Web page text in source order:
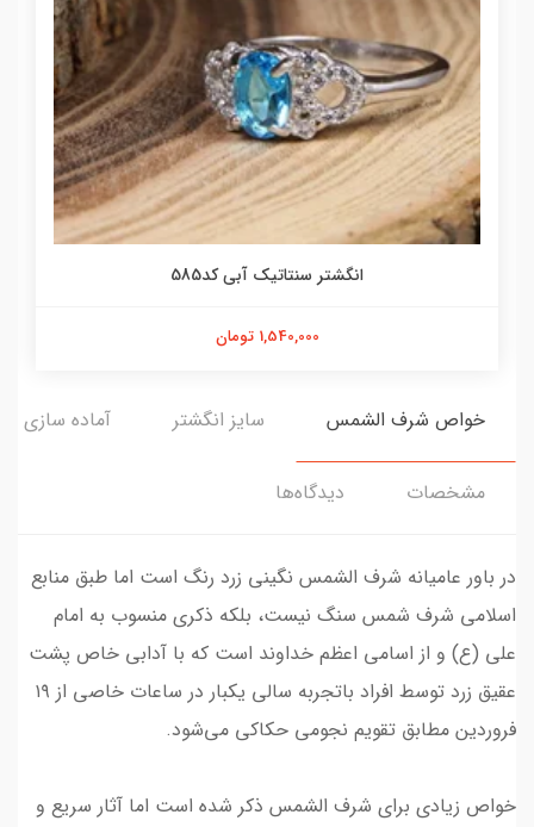
انگشتر سنتاتیک آبی کد585
1,540,000 تومان
خواص شرف الشمس سایز انگشتر آماده سازی و
مشخصات دیدگاه‌ها
در باور عامیانه شرف الشمس نگینی زرد رنگ است اما طبق منابع
اسلامی شرف شمس سنگ نیست، بلکه ذکری منسوب به امام
علی (ع) و از اسامی اعظم خداوند است که با آدابی خاص پشت
عقیق زرد توسط افراد باتجربه سالی یکبار در ساعات خاصی از ۱۹
فروردین مطابق تقویم‌ نجومی حکاکی می‌شود.
خواص زیادی برای شرف الشمس ذکر شده است اما آثار سریع و